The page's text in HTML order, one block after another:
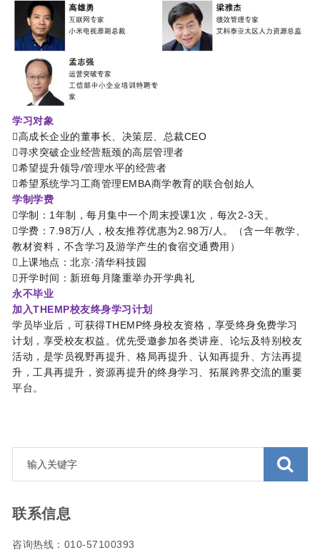
学习对象
高成长企业的董事长、决策层、总裁CEO
寻求突破企业经营瓶颈的高层管理者
希望提升领导/管理水平的经营者
希望系统学习工商管理EMBA商学教育的联合创始人
学制学费
学制：1年制，每月集中一个周末授课1次，每次2-3天。
学费：7.98万/人，校友推荐优惠为2.98万/人。（含一年教学、
教材资料，不含学习及游学产生的食宿交通费用）
上课地点：北京·清华科技园
开学时间：新班每月隆重举办开学典礼
永不毕业
加入THEMP校友终身学习计划
学员毕业后，可获得THEMP终身校友资格，享受终身免费学习
计划，享受校友权益。优先受邀参加各类讲座、论坛及特别校友
活动，是学员视野再提升、格局再提升、认知再提升、方法再提
升，工具再提升，资源再提升的终身学习、拓展跨界交流的重要
平台。
联系信息
咨询热线：010-57100393